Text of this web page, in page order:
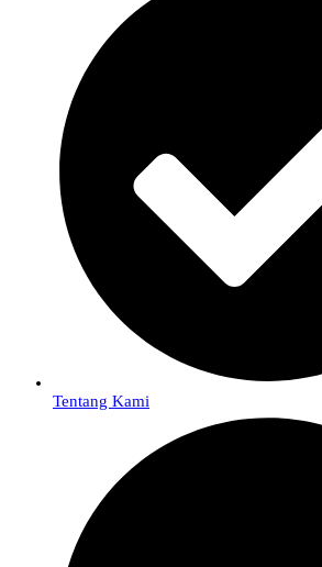
Tentang Kami